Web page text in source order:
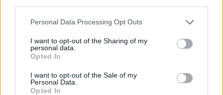
Personal Data Processing Opt Outs
I want to opt-out of the Sharing of my
personal data.
Opted In
I want to opt-out of the Sale of my
Personal Data.
Opted In
Cieszę się, że mogę uczestniczyć w odświeżeniu
dwójką nowych strzelców, a także destrem i darkiem
szybko odnajdziemy wspólny język
na polskiej scenie i z czasem stanowić jej czołówkę.
Ambicji i umiejętności na pewno nam nie zabraknie.